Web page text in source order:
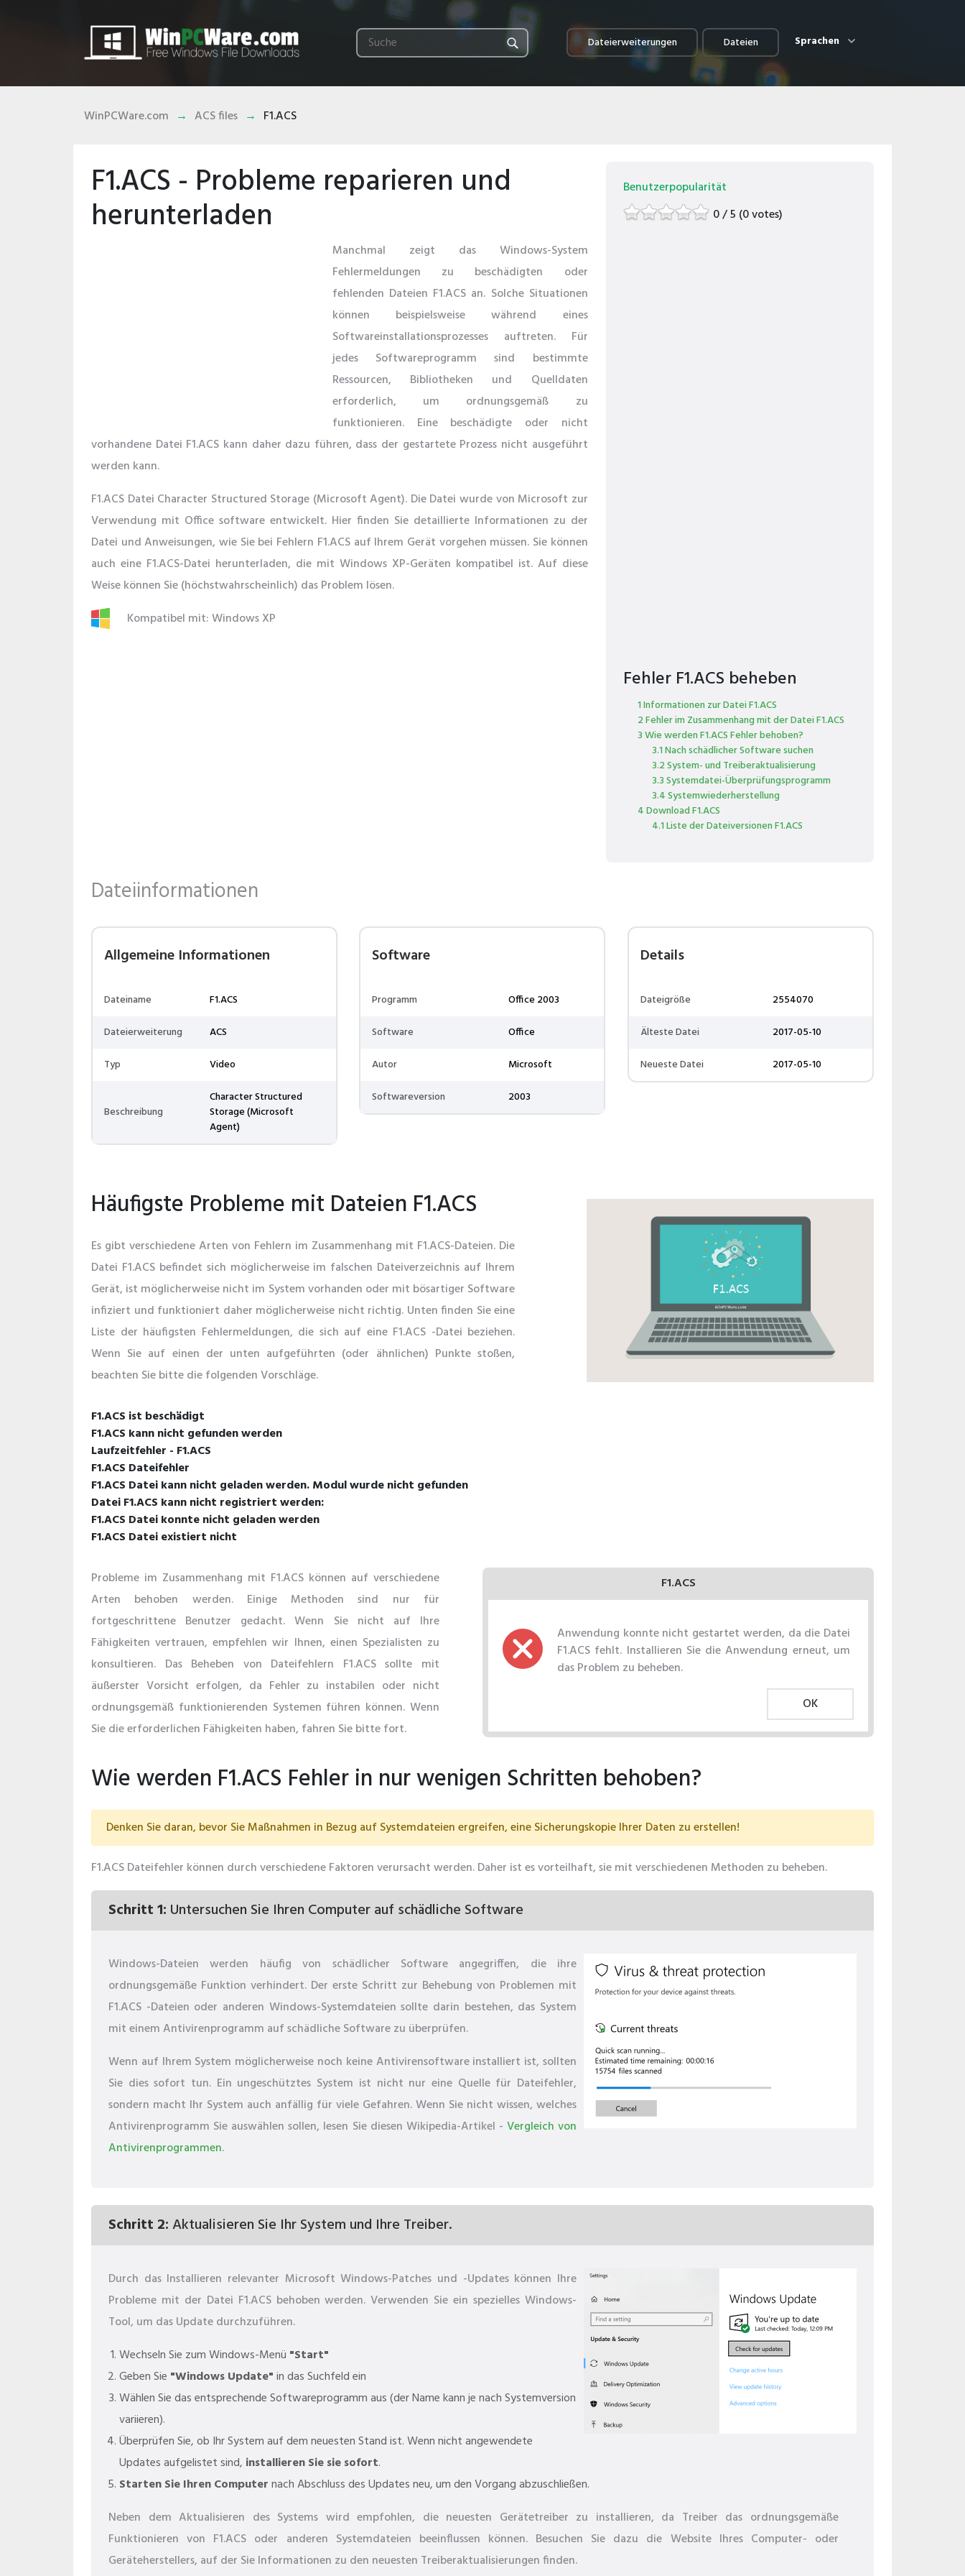
Dateierweiterungen Dateien Sprachen
WinPCWare.com ACS files F1.ACS
F1.ACS - Probleme reparieren und
herunterladen
Manchmal zeigt das Windows-System
Fehlermeldungen zu beschädigten oder
fehlenden Dateien F1.ACS an. Solche Situationen
können beispielsweise während eines
Softwareinstallationsprozesses auftreten. Für
jedes Softwareprogramm sind bestimmte
Ressourcen, Bibliotheken und Quelldaten
erforderlich, um ordnungsgemäß zu
funktionieren. Eine beschädigte oder nicht
vorhandene Datei F1.ACS kann daher dazu führen, dass der gestartete Prozess nicht ausgeführt
werden kann.
F1.ACS Datei Character Structured Storage (Microsoft Agent). Die Datei wurde von Microsoft zur
Verwendung mit Office software entwickelt. Hier finden Sie detaillierte Informationen zu der
Datei und Anweisungen, wie Sie bei Fehlern F1.ACS auf Ihrem Gerät vorgehen müssen. Sie können
auch eine F1.ACS-Datei herunterladen, die mit Windows XP-Geräten kompatibel ist. Auf diese
Weise können Sie (höchstwahrscheinlich) das Problem lösen.
Kompatibel mit: Windows XP
Benutzerpopularität
0 / 5 (0 votes)
Fehler F1.ACS beheben
1 Informationen zur Datei F1.ACS
2 Fehler im Zusammenhang mit der Datei F1.ACS
3 Wie werden F1.ACS Fehler behoben?
3.1 Nach schädlicher Software suchen
3.2 System- und Treiberaktualisierung
3.3 Systemdatei-Überprüfungsprogramm
3.4 Systemwiederherstellung
4 Download F1.ACS
4.1 Liste der Dateiversionen F1.ACS
Dateiinformationen
Allgemeine Informationen
Dateiname
F1.ACS
Dateierweiterung
ACS
Typ
Video
Beschreibung
Character Structured
Storage (Microsoft
Agent)
Software
Programm
Office 2003
Software
Office
Autor
Microsoft
Softwareversion
2003
Details
Dateigröße
2554070
Älteste Datei
2017-05-10
Neueste Datei
2017-05-10
Häufigste Probleme mit Dateien F1.ACS
Es gibt verschiedene Arten von Fehlern im Zusammenhang mit F1.ACS-Dateien. Die
Datei F1.ACS befindet sich möglicherweise im falschen Dateiverzeichnis auf Ihrem
Gerät, ist möglicherweise nicht im System vorhanden oder mit bösartiger Software
infiziert und funktioniert daher möglicherweise nicht richtig. Unten finden Sie eine
Liste der häufigsten Fehlermeldungen, die sich auf eine F1.ACS -Datei beziehen.
Wenn Sie auf einen der unten aufgeführten (oder ähnlichen) Punkte stoßen,
beachten Sie bitte die folgenden Vorschläge.
F1.ACS ist beschädigt
F1.ACS kann nicht gefunden werden
Laufzeitfehler - F1.ACS
F1.ACS Dateifehler
F1.ACS Datei kann nicht geladen werden. Modul wurde nicht gefunden
Datei F1.ACS kann nicht registriert werden:
F1.ACS Datei konnte nicht geladen werden
F1.ACS Datei existiert nicht
F1.ACS
Anwendung konnte nicht gestartet werden, da die Datei
F1.ACS fehlt. Installieren Sie die Anwendung erneut, um
das Problem zu beheben.
OK
Probleme im Zusammenhang mit F1.ACS können auf verschiedene
Arten behoben werden. Einige Methoden sind nur für
fortgeschrittene Benutzer gedacht. Wenn Sie nicht auf Ihre
Fähigkeiten vertrauen, empfehlen wir Ihnen, einen Spezialisten zu
konsultieren. Das Beheben von Dateifehlern F1.ACS sollte mit
äußerster Vorsicht erfolgen, da Fehler zu instabilen oder nicht
ordnungsgemäß funktionierenden Systemen führen können. Wenn
Sie die erforderlichen Fähigkeiten haben, fahren Sie bitte fort.
Wie werden F1.ACS Fehler in nur wenigen Schritten behoben?
Denken Sie daran, bevor Sie Maßnahmen in Bezug auf Systemdateien ergreifen, eine Sicherungskopie Ihrer Daten zu erstellen!
F1.ACS Dateifehler können durch verschiedene Faktoren verursacht werden. Daher ist es vorteilhaft, sie mit verschiedenen Methoden zu beheben.
Schritt 1: Untersuchen Sie Ihren Computer auf schädliche Software
Windows-Dateien werden häufig von schädlicher Software angegriffen, die ihre
ordnungsgemäße Funktion verhindert. Der erste Schritt zur Behebung von Problemen mit
F1.ACS -Dateien oder anderen Windows-Systemdateien sollte darin bestehen, das System
mit einem Antivirenprogramm auf schädliche Software zu überprüfen.
Wenn auf Ihrem System möglicherweise noch keine Antivirensoftware installiert ist, sollten
Sie dies sofort tun. Ein ungeschütztes System ist nicht nur eine Quelle für Dateifehler,
sondern macht Ihr System auch anfällig für viele Gefahren. Wenn Sie nicht wissen, welches
Antivirenprogramm Sie auswählen sollen, lesen Sie diesen Wikipedia-Artikel - Vergleich von
Antivirenprogrammen.
Schritt 2:Aktualisieren Sie Ihr System und Ihre Treiber.
Durch das Installieren relevanter Microsoft Windows-Patches und -Updates können Ihre
Probleme mit der Datei F1.ACS behoben werden. Verwenden Sie ein spezielles Windows-
Tool, um das Update durchzuführen.
Wechseln Sie zum Windows-Menü "Start"
Geben Sie "Windows Update"in das Suchfeld ein
Wählen Sie das entsprechende Softwareprogramm aus (der Name kann je nach Systemversion
variieren).
Überprüfen Sie, ob Ihr System auf dem neuesten Stand ist. Wenn nicht angewendete
Updates aufgelistet sind, installieren Sie sie sofort.
Starten Sie Ihren Computernach Abschluss des Updates neu, um den Vorgang abzuschließen.
Neben dem Aktualisieren des Systems wird empfohlen, die neuesten Gerätetreiber zu installieren, da Treiber das ordnungsgemäße
Funktionieren von F1.ACS oder anderen Systemdateien beeinflussen können. Besuchen Sie dazu die Website Ihres Computer- oder
Geräteherstellers, auf der Sie Informationen zu den neuesten Treiberaktualisierungen finden.